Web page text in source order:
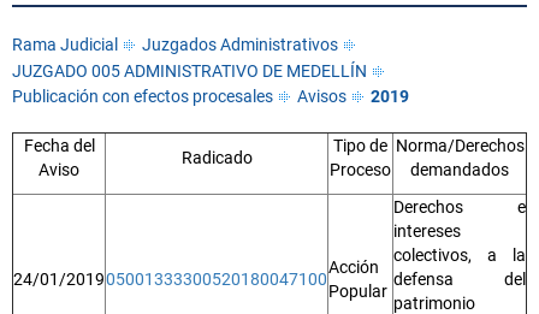
Rama Judicial
Juzgados Administrativos
JUZGADO 005 ADMINISTRATIVO DE MEDELLÍN
Publicación con efectos procesales
Avisos 2019
Fecha del
Aviso
Radicado
Tipo de
Proceso
Norma/Derechos
demandados
24/01/201905001333300520180047100
Acción
Popular
Derechos e
intereses
colectivos, a la
defensa del
patrimonio